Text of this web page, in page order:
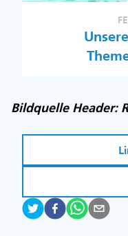
Bildquelle Header: